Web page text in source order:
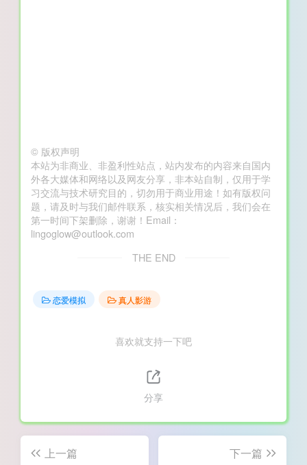
© 版权声明
本站为非商业、非盈利性站点，站内发布的内容来自国内
外各大媒体和网络以及网友分享，非本站自制，仅用于学
习交流与技术研究目的，切勿用于商业用途！如有版权问
题，请及时与我们邮件联系，核实相关情况后，我们会在
第一时间下架删除，谢谢！Email：
lingoglow@outlook.com
THE END
恋爱模拟 真人影游
喜欢就支持一下吧
分享
上一篇 下一篇